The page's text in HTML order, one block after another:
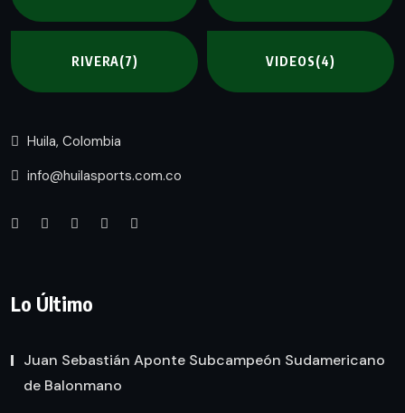
RIVERA(7) VIDEOS(4)
Huila, Colombia
info@huilasports.com.co
Lo Último
Juan Sebastián Aponte Subcampeón Sudamericano
de Balonmano